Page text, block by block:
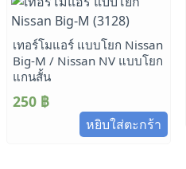
เทอร์โมแอร์ แบบโยก Nissan
Big-M / Nissan NV แบบโยก
แกนสั้น
250 ฿
หยิบใส่ตะกร้า